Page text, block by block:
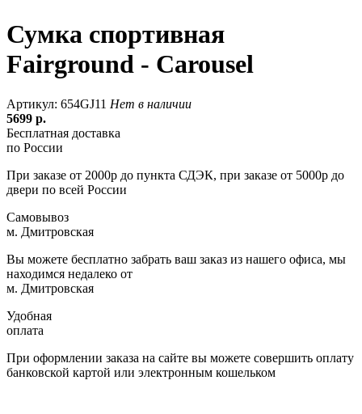
Сумка спортивная
Fairground - Carousel
Артикул: 654GJ11 Нет в наличии
5699 р.
Бесплатная доставка
по России
При заказе от 2000р до пункта СДЭК, при заказе от 5000р до
двери по всей России
Самовывоз
м. Дмитровская
Вы можете бесплатно забрать ваш заказ из нашего офиса, мы
находимся недалеко от
м. Дмитровская
Удобная
оплата
При оформлении заказа на сайте вы можете совершить оплату
банковской картой или электронным кошельком